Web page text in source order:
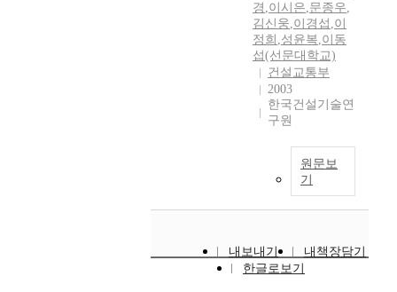
경 ,이시은,문종우,
김신웅,이경섭 ,이
정희 ,성윤복,이동
섭(선문대학교)
건설교통부
2003
한국건설기술연
구원
원문보
기
내보내기
내책장담기
한글로보기